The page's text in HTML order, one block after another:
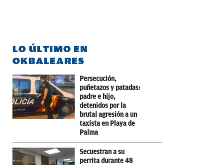
LO ÚLTIMO EN
OKBALEARES
Persecución,
puñetazos y patadas:
padre e hijo,
detenidos por la
brutal agresión a un
taxista en Playa de
Palma
Secuestran a su
perrita durante 48